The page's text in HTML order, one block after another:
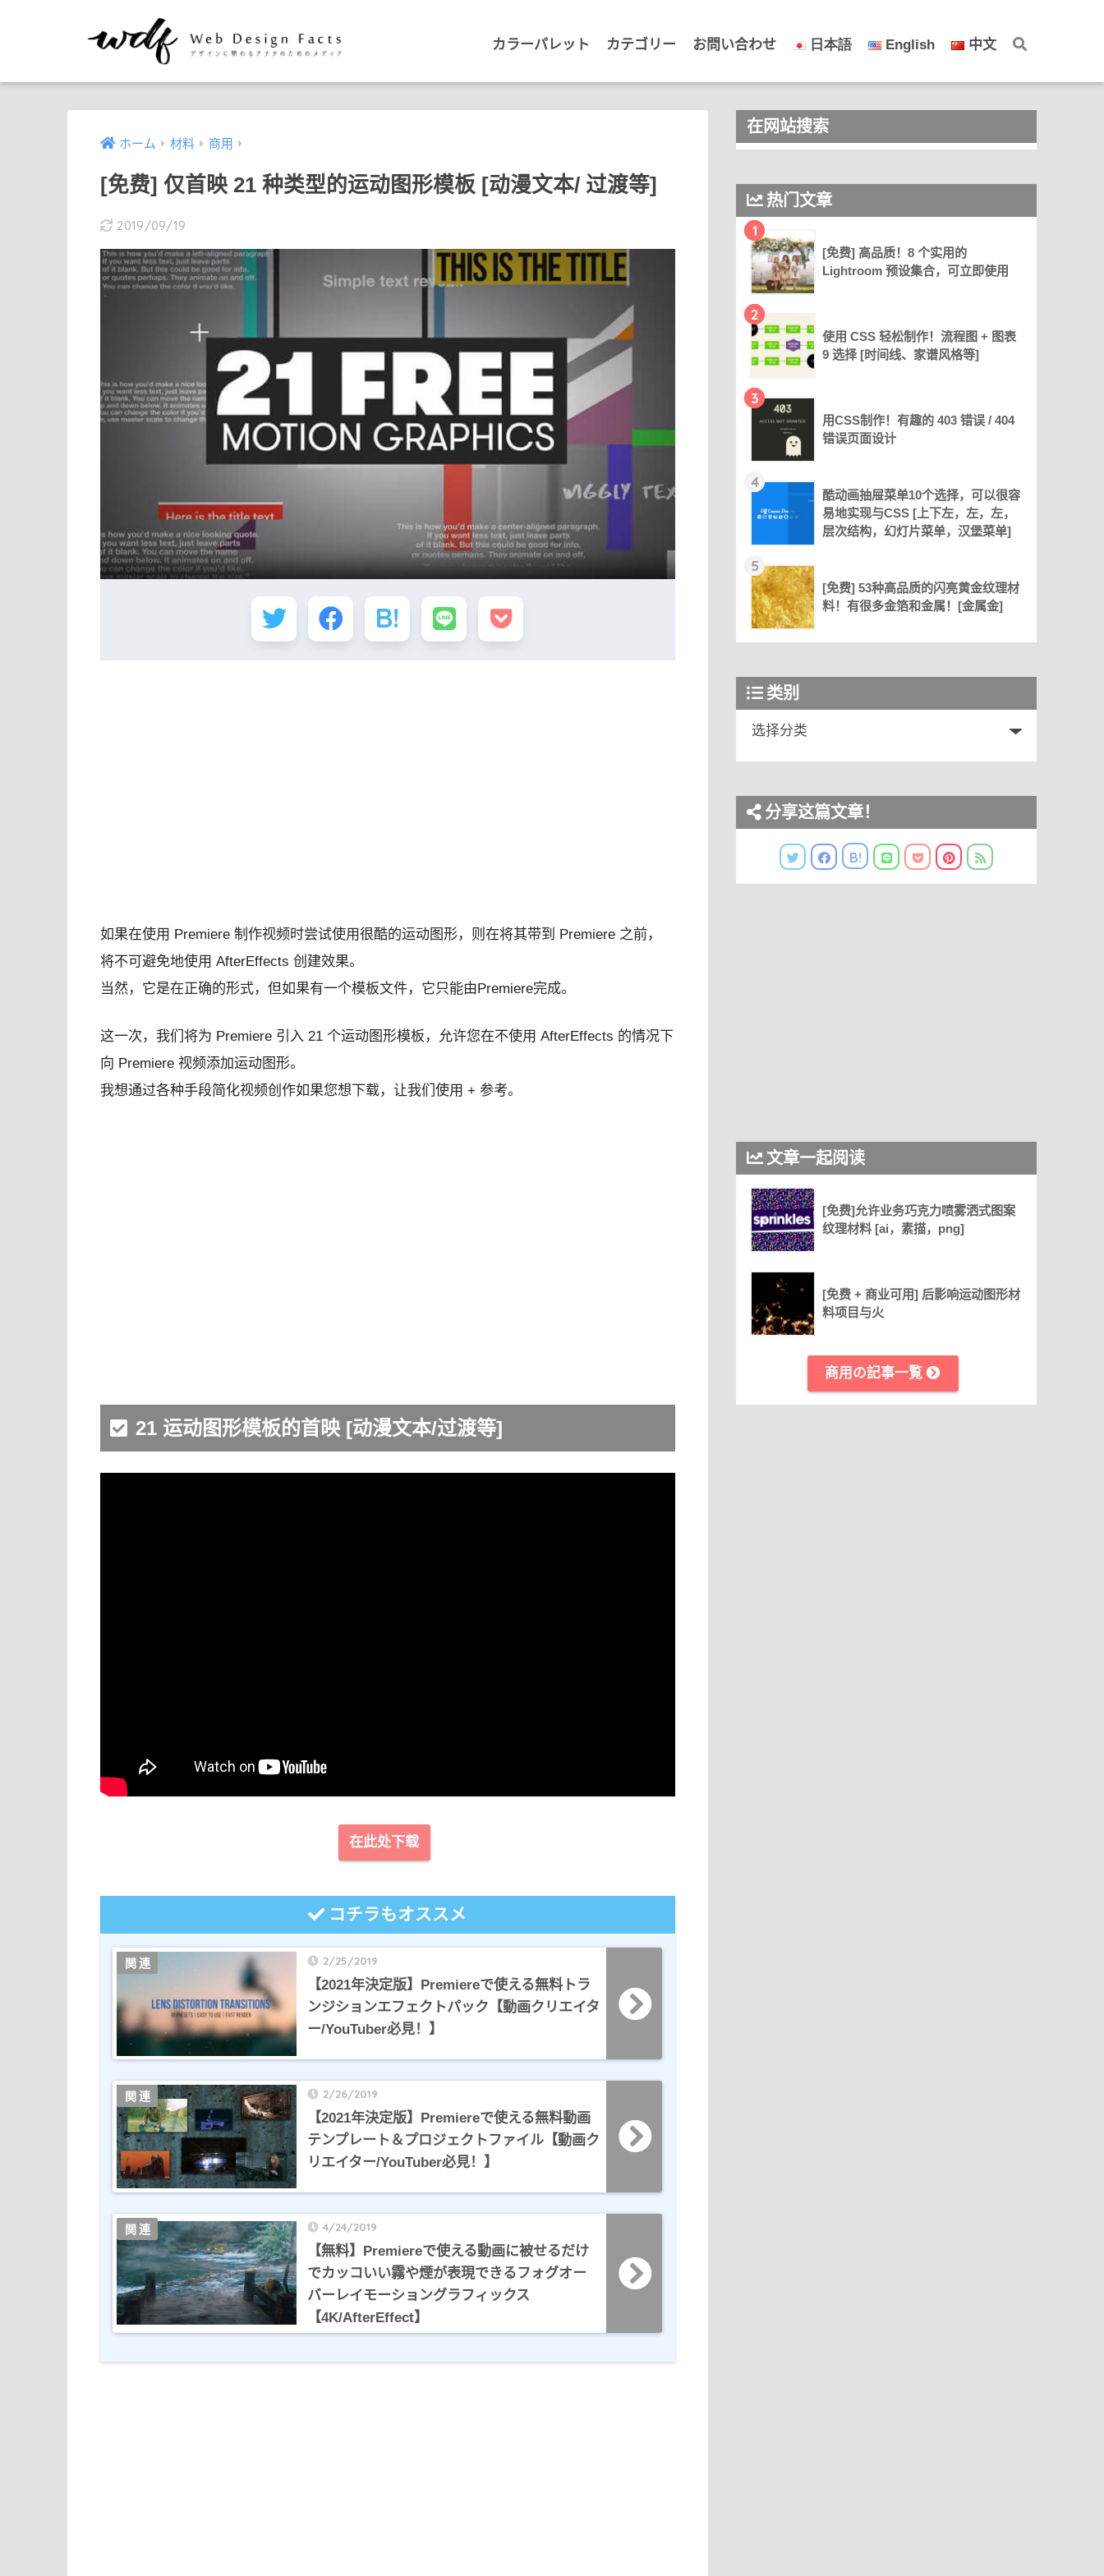
カラーパレット カテゴリー お問い合わせ 日本語 English 中文
ホーム 材料 商用
[免费] 仅首映 21 种类型的运动图形模板 [动漫文本/ 过渡等]
2019/09/19
如果在使用 Premiere 制作视频时尝试使用很酷的运动图形，则在将其带到 Premiere 之前，
将不可避免地使用 AfterEffects 创建效果。
当然，它是在正确的形式，但如果有一个模板文件，它只能由Premiere完成。
这一次，我们将为 Premiere 引入 21 个运动图形模板，允许您在不使用 AfterEffects 的情况下
向 Premiere 视频添加运动图形。
我想通过各种手段简化视频创作如果您想下载，让我们使用 + 参考。
21 运动图形模板的首映 [动漫文本/过渡等]
在此处下载
コチラもオススメ
2/25/2019
【2021年決定版】Premiereで使える無料トラ
ンジションエフェクトパック【動画クリエイタ
ー/YouTuber必見！】
2/26/2019
【2021年決定版】Premiereで使える無料動画
テンプレート＆プロジェクトファイル【動画ク
リエイター/YouTuber必見！】
4/24/2019
【無料】Premiereで使える動画に被せるだけ
でカッコいい霧や煙が表現できるフォグオー
バーレイモーショングラフィックス
【4K/AfterEffect】
在网站搜索
热门文章
1
[免费] 高品质！8 个实用的
Lightroom 预设集合，可立即使用
2
使用 CSS 轻松制作！流程图 + 图表
9 选择 [时间线、家谱风格等]
3
用CSS制作！有趣的 403 错误 / 404
错误页面设计
4
酷动画抽屉菜单10个选择，可以很容
易地实现与CSS [上下左，左，左，
层次结构，幻灯片菜单，汉堡菜单]
5
[免费] 53种高品质的闪亮黄金纹理材
料！有很多金箔和金属！[金属金]
类别
分享这篇文章！
文章一起阅读
[免费]允许业务巧克力喷雾洒式图案
纹理材料 [ai，素描，png]
[免费 + 商业可用] 后影响运动图形材
料项目与火
商用の記事一覧